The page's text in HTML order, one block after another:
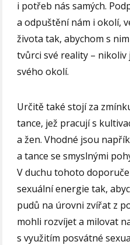
i potřeb nás samých.
a odpuštění nám i okolí,
života tak, abychom s
tvůrci své reality –
svého okolí.
Určitě také stojí za
tance, jež pracují s
a žen. Vhodné jsou
a tance se smyslnými
V duchu tohoto
sexuální energie tak,
pudů na úrovni zvířat z
mohli rozvíjet a milovat
s využitím posvátné